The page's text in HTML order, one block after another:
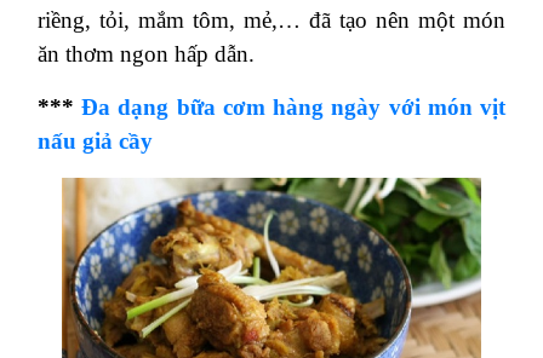
riềng, tỏi, mắm tôm, mẻ,… đã tạo nên một món
ăn thơm ngon hấp dẫn.
***Đa dạng bữa cơm hàng ngày với món vịt
nấu giả cầy